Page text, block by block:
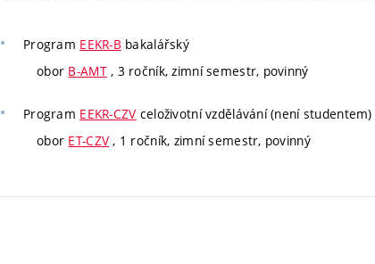
Program EEKR-B bakalářský
obor B-AMT, 3 ročník, zimní semestr, povinný
Program EEKR-CZV celoživotní vzdělávání (není studentem)
obor ET-CZV , 1 ročník, zimní semestr, povinný